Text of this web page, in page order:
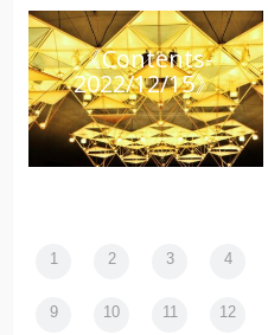
《Contents-
2022/12/15》
1 2 3 4
9 10 11 12